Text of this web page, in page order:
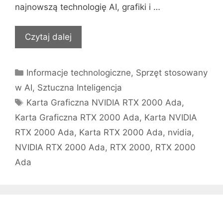
najnowszą technologię AI, grafiki i …
Czytaj dalej
Kategorie
Informacje technologiczne, Sprzęt stosowany
w AI, Sztuczna Inteligencja
Tagi
Karta Graficzna NVIDIA RTX 2000 Ada,
Karta Graficzna RTX 2000 Ada, Karta NVIDIA
RTX 2000 Ada, Karta RTX 2000 Ada, nvidia,
NVIDIA RTX 2000 Ada, RTX 2000, RTX 2000
Ada